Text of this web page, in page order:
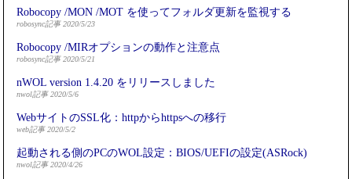
Robocopy /MON /MOT を使ってフォルダ更新を監視する
robosync記事 2020/5/23
Robocopy /MIRオプションの動作と注意点
robosync記事 2020/5/21
nWOL version 1.4.20 をリリースしました
nwol記事 2020/5/6
WebサイトのSSL化：httpからhttpsへの移行
web記事 2020/5/2
起動される側のPCのWOL設定：BIOS/UEFIの設定(ASRock)
nwol記事 2020/4/26